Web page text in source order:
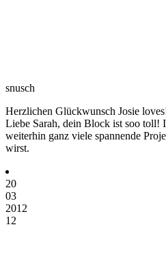
snusch
Herzlichen Glückwunsch Josie
Liebe Sarah, dein Block ist soo toll!
weiterhin ganz viele spannende
wirst.
20
03
2012
12